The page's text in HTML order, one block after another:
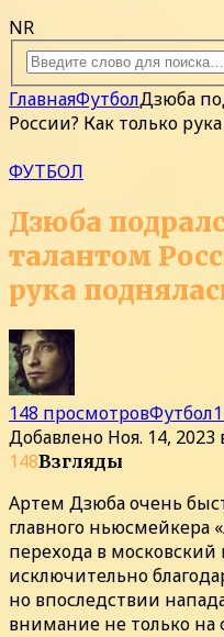
NR
ГлавнаяФутболДзюба
России? Как только
ФУТБОЛ
Дзюба
талантом
рука
148 просмотровФутбол
Добавлено Ноя. 14, 2023
148Взгляды
Артем Дзюба очень
главного ньюсмейкера
перехода в
исключительно
но впоследствии
внимание не только на